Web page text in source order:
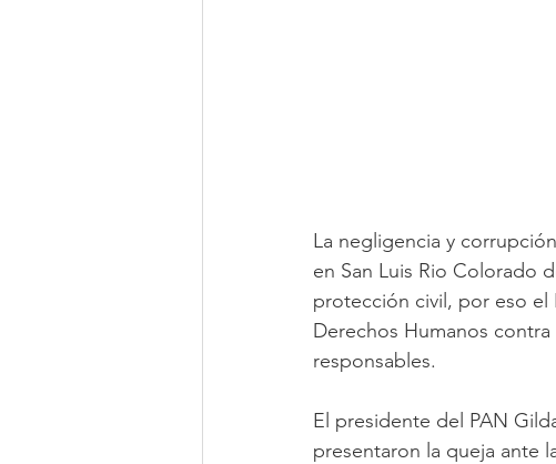
La negligencia y
en San Luis Rio Colorado
protección civil, por eso el
Derechos Humanos contra
responsables.
El presidente del PAN
presentaron la queja ante